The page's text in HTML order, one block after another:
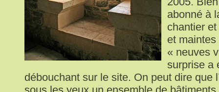
abonné à
chantier et
et
« neuves
surprise a
débouchant sur le site. On peut dire que